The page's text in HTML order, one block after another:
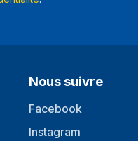
Nous suivre
Facebook
Instagram